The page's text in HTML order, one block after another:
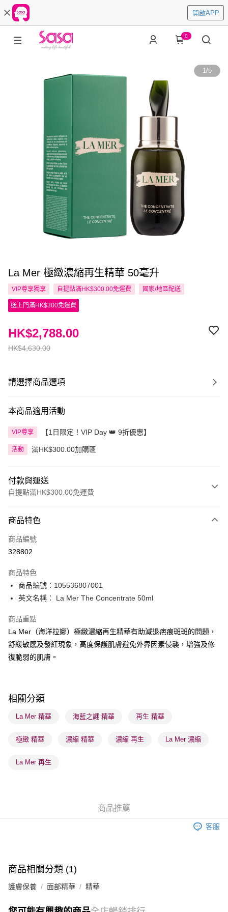
開啟APP
0
1/5
La Mer 極緻濃縮再生精華 50毫升
VIP尊享獨享 自提點滿HK$300.00免運費 國家/地區配送
送上門滿HK$300免運費
HK$4,630.00
HK$2,788.00
請選擇商品選項
本商品適用活動
VIP尊享 【1日限定！VIP Day 👑 9折優惠】
活動 滿HK$300.00加購區
付款與運送
自提點滿HK$300.00免運費
信用卡
Apple Pay
PayMe
WeChat Pay
BoC Pay
送貨方式
順豐自助櫃 - 確認發貨後1-3個工作天送達
順豐站及營業點 - 確認發貨後1-3個工作天送達
物流公司進行物流配送
澳門地區配送 - 確認發貨後1-4個工作天送達
商品特色
商品編號
328802
商品特色
商品編號：105536807001
英文名稱： La Mer The Concentrate 50ml
商品重點
La Mer（海洋拉娜）極緻濃縮再生精華有助減退疤痕斑斑的問題，
舒緩敏感及發紅現象，高度保護肌膚避免外界因素侵襲，增強及修
復脆弱的肌膚。
相關分類
La Mer 精華 海藍之謎 精華 再生 精華
極緻 精華 濃縮 精華 濃縮 再生 La Mer 濃縮
La Mer 再生
商品推薦
客服
商品相關分類 (1)
護膚保養 面部精華 精華